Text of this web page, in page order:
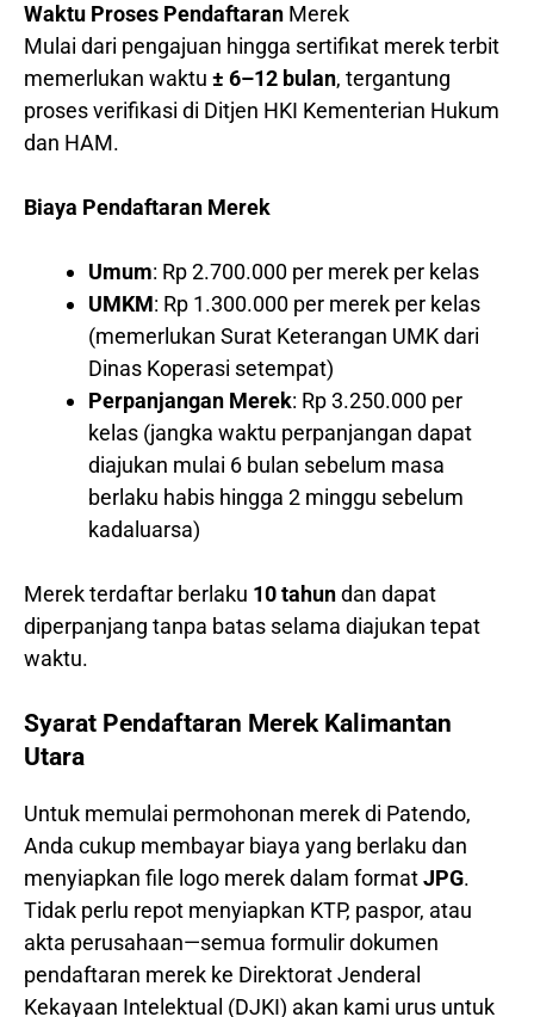
Waktu Proses Pendaftaran Merek
Mulai dari pengajuan hingga sertifikat merek terbit
memerlukan waktu ± 6–12 bulan, tergantung
proses verifikasi di Ditjen HKI Kementerian Hukum
dan HAM.
Biaya Pendaftaran Merek
Umum: Rp 2.700.000 per merek per kelas
UMKM: Rp 1.300.000 per merek per kelas
(memerlukan Surat Keterangan UMK dari
Dinas Koperasi setempat)
Perpanjangan Merek: Rp 3.250.000 per
kelas (jangka waktu perpanjangan dapat
diajukan mulai 6 bulan sebelum masa
berlaku habis hingga 2 minggu sebelum
kadaluarsa)
Merek terdaftar berlaku 10 tahundan dapat
diperpanjang tanpa batas selama diajukan tepat
waktu.
Syarat Pendaftaran Merek Kalimantan
Utara
Untuk memulai permohonan merek di Patendo,
Anda cukup membayar biaya yang berlaku dan
menyiapkan file logo merek dalam formatJPG.
Tidak perlu repot menyiapkan KTP, paspor, atau
akta perusahaan—semua formulir dokumen
pendaftaran merek ke Direktorat Jenderal
Kekayaan Intelektual (DJKI) akan kami urus untuk